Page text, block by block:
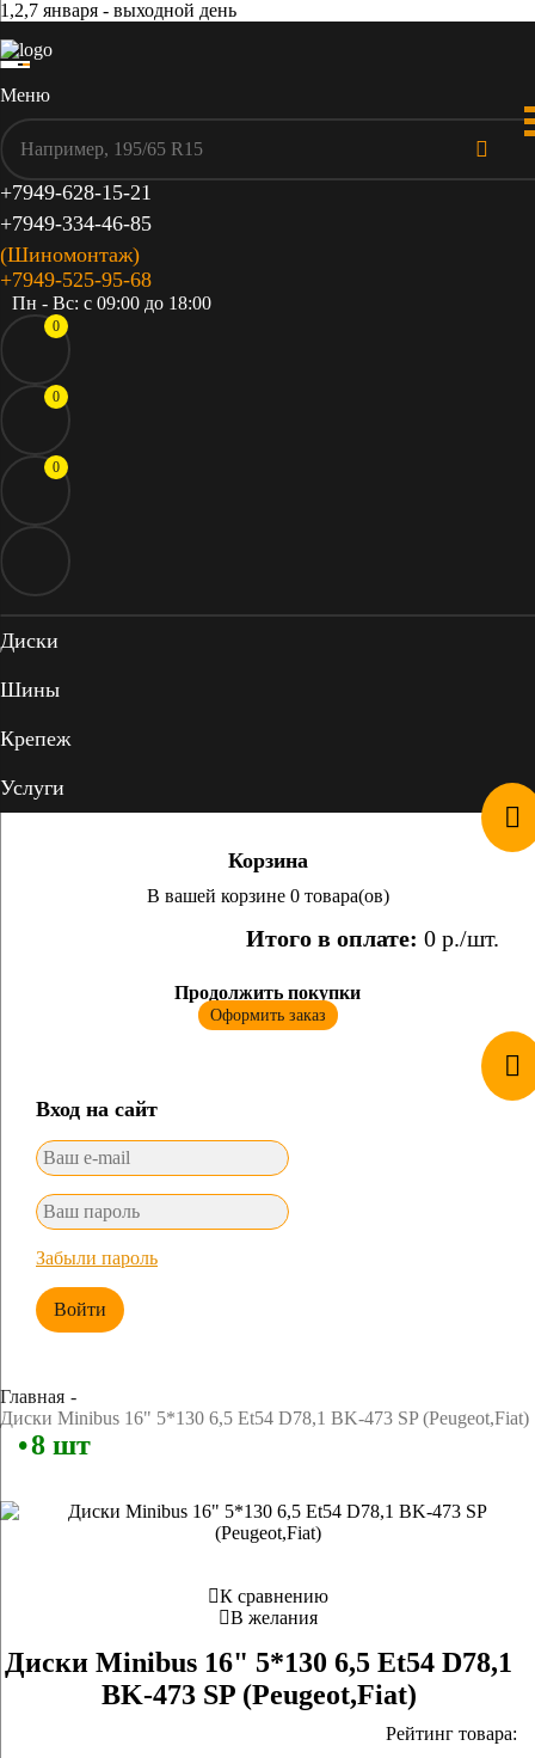
1,2,7 января - выходной день
Меню
+7949-628-15-21
+7949-334-46-85
(Шиномонтаж)
+7949-525-95-68
Пн - Вс: c 09:00 до 18:00
0
0
0
Диски
Шины
Крепеж
Услуги
Корзина
В вашей корзине 0 товара(ов)
Итого в оплате: 0 р./шт.
Продолжить покупки
Оформить заказ
Вход на сайт
Забыли пароль
Войти
Главная
Диски Minibus 16" 5*130 6,5 Et54 D78,1 BK-473 SP (Peugeot,Fiat)
8 шт
К сравнению
В желания
Диски Minibus 16" 5*130 6,5 Et54 D78,1
BK-473 SP (Peugeot,Fiat)
Рейтинг товара: